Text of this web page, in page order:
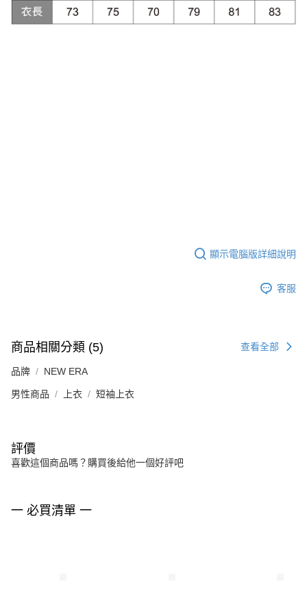
顯示電腦版詳細說明
客服
商品相關分類 (5) 查看全部
品牌 NEW ERA
男性商品 上衣 短袖上衣
評價
喜歡這個商品嗎？購買後給他一個好評吧
一 必買清單 一